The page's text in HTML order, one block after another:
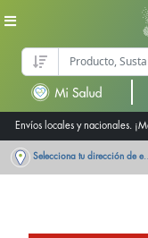
Envíos locales y nacionales.
Selecciona tu dirección de entrega